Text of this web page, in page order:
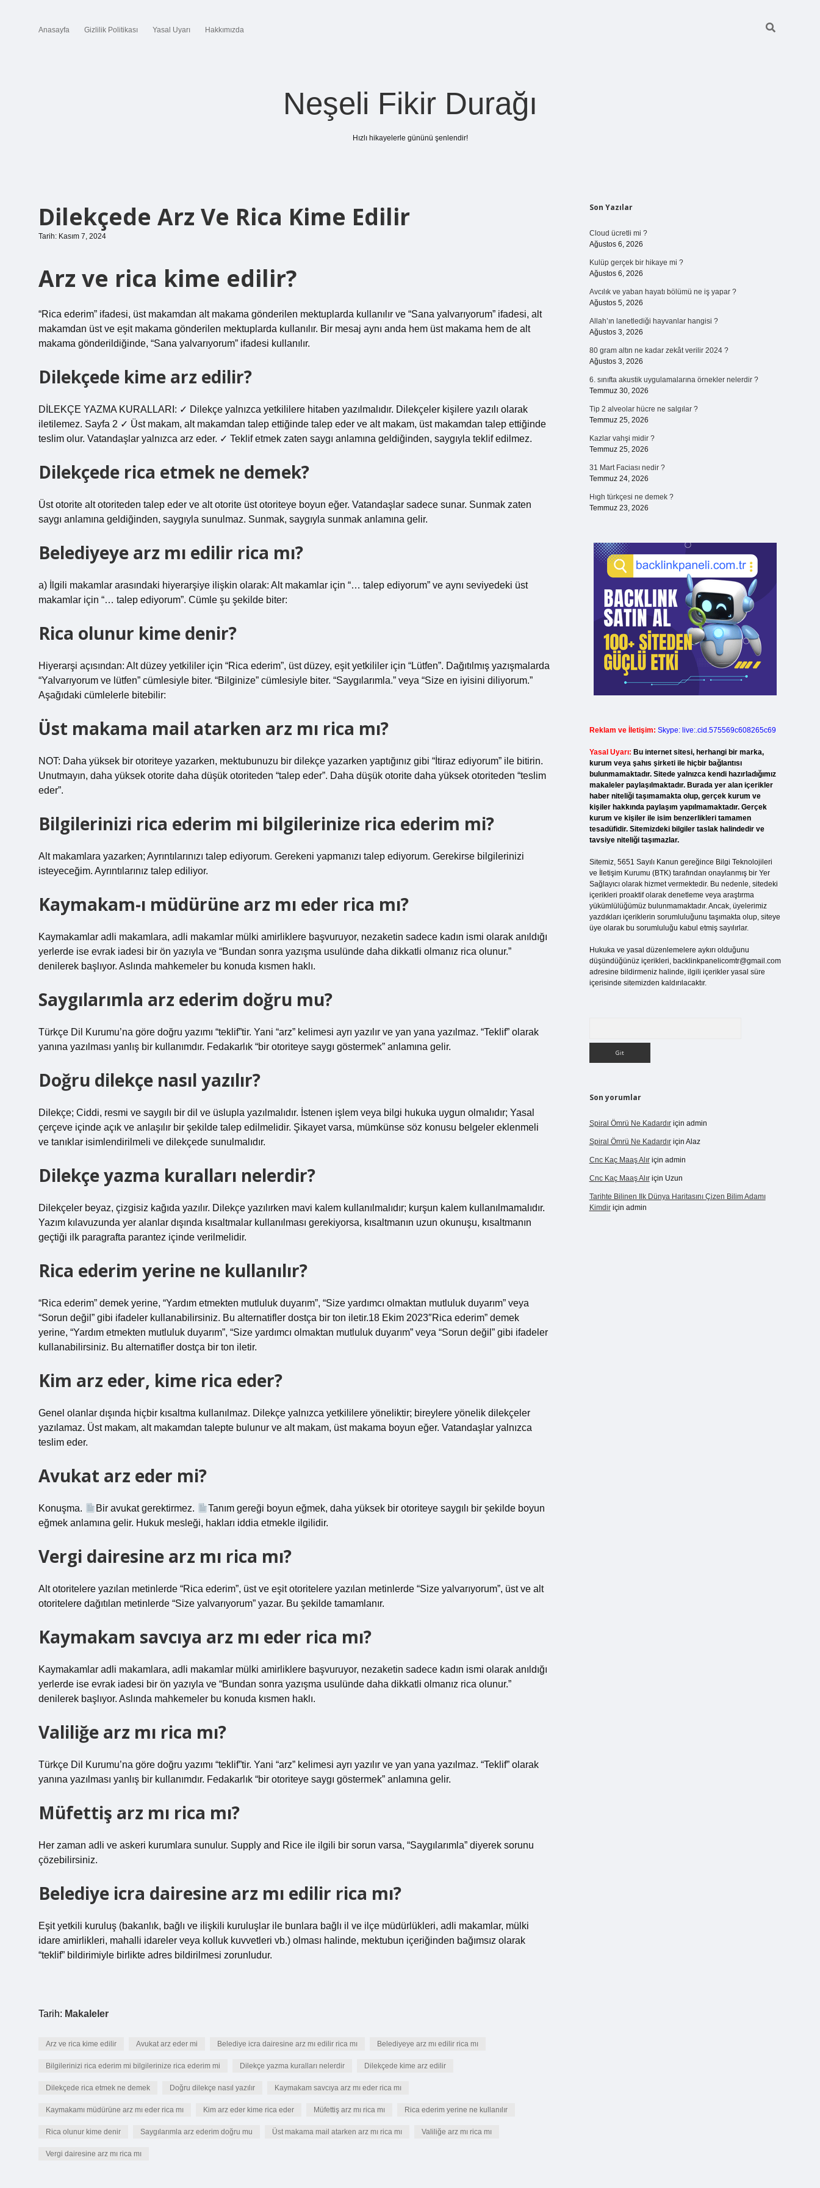
Anasayfa Gizlilik Politikası Yasal Uyarı Hakkımızda
Neşeli Fikir Durağı
Hızlı hikayelerle gününü şenlendir!
Dilekçede Arz Ve Rica Kime Edilir
Tarih: Kasım 7, 2024
Arz ve rica kime edilir?
“Rica ederim” ifadesi, üst makamdan alt makama gönderilen mektuplarda kullanılır ve “Sana yalvarıyorum” ifadesi, alt
makamdan üst ve eşit makama gönderilen mektuplarda kullanılır. Bir mesaj aynı anda hem üst makama hem de alt
makama gönderildiğinde, “Sana yalvarıyorum” ifadesi kullanılır.
Dilekçede kime arz edilir?
DİLEKÇE YAZMA KURALLARI: ✓ Dilekçe yalnızca yetkililere hitaben yazılmalıdır. Dilekçeler kişilere yazılı olarak
iletilemez. Sayfa 2 ✓ Üst makam, alt makamdan talep ettiğinde talep eder ve alt makam, üst makamdan talep ettiğinde
teslim olur. Vatandaşlar yalnızca arz eder. ✓ Teklif etmek zaten saygı anlamına geldiğinden, saygıyla teklif edilmez.
Dilekçede rica etmek ne demek?
Üst otorite alt otoriteden talep eder ve alt otorite üst otoriteye boyun eğer. Vatandaşlar sadece sunar. Sunmak zaten
saygı anlamına geldiğinden, saygıyla sunulmaz. Sunmak, saygıyla sunmak anlamına gelir.
Belediyeye arz mı edilir rica mı?
a) İlgili makamlar arasındaki hiyerarşiye ilişkin olarak: Alt makamlar için “… talep ediyorum” ve aynı seviyedeki üst
makamlar için “… talep ediyorum”. Cümle şu şekilde biter:
Rica olunur kime denir?
Hiyerarşi açısından: Alt düzey yetkililer için “Rica ederim”, üst düzey, eşit yetkililer için “Lütfen”. Dağıtılmış yazışmalarda
“Yalvarıyorum ve lütfen” cümlesiyle biter. “Bilginize” cümlesiyle biter. “Saygılarımla.” veya “Size en iyisini diliyorum.”
Aşağıdaki cümlelerle bitebilir:
Üst makama mail atarken arz mı rica mı?
NOT: Daha yüksek bir otoriteye yazarken, mektubunuzu bir dilekçe yazarken yaptığınız gibi “İtiraz ediyorum” ile bitirin.
Unutmayın, daha yüksek otorite daha düşük otoriteden “talep eder”. Daha düşük otorite daha yüksek otoriteden “teslim
eder”.
Bilgilerinizi rica ederim mi bilgilerinize rica ederim mi?
Alt makamlara yazarken; Ayrıntılarınızı talep ediyorum. Gerekeni yapmanızı talep ediyorum. Gerekirse bilgilerinizi
isteyeceğim. Ayrıntılarınız talep ediliyor.
Kaymakam-ı müdürüne arz mı eder rica mı?
Kaymakamlar adli makamlara, adli makamlar mülki amirliklere başvuruyor, nezaketin sadece kadın ismi olarak anıldığı
yerlerde ise evrak iadesi bir ön yazıyla ve “Bundan sonra yazışma usulünde daha dikkatli olmanız rica olunur.”
denilerek başlıyor. Aslında mahkemeler bu konuda kısmen haklı.
Saygılarımla arz ederim doğru mu?
Türkçe Dil Kurumu’na göre doğru yazımı “teklif”tir. Yani “arz” kelimesi ayrı yazılır ve yan yana yazılmaz. “Teklif” olarak
yanına yazılması yanlış bir kullanımdır. Fedakarlık “bir otoriteye saygı göstermek” anlamına gelir.
Doğru dilekçe nasıl yazılır?
Dilekçe; Ciddi, resmi ve saygılı bir dil ve üslupla yazılmalıdır. İstenen işlem veya bilgi hukuka uygun olmalıdır; Yasal
çerçeve içinde açık ve anlaşılır bir şekilde talep edilmelidir. Şikayet varsa, mümkünse söz konusu belgeler eklenmeli
ve tanıklar isimlendirilmeli ve dilekçede sunulmalıdır.
Dilekçe yazma kuralları nelerdir?
Dilekçeler beyaz, çizgisiz kağıda yazılır. Dilekçe yazılırken mavi kalem kullanılmalıdır; kurşun kalem kullanılmamalıdır.
Yazım kılavuzunda yer alanlar dışında kısaltmalar kullanılması gerekiyorsa, kısaltmanın uzun okunuşu, kısaltmanın
geçtiği ilk paragrafta parantez içinde verilmelidir.
Rica ederim yerine ne kullanılır?
“Rica ederim” demek yerine, “Yardım etmekten mutluluk duyarım”, “Size yardımcı olmaktan mutluluk duyarım” veya
“Sorun değil” gibi ifadeler kullanabilirsiniz. Bu alternatifler dostça bir ton iletir.18 Ekim 2023″Rica ederim” demek
yerine, “Yardım etmekten mutluluk duyarım”, “Size yardımcı olmaktan mutluluk duyarım” veya “Sorun değil” gibi ifadeler
kullanabilirsiniz. Bu alternatifler dostça bir ton iletir.
Kim arz eder, kime rica eder?
Genel olanlar dışında hiçbir kısaltma kullanılmaz. Dilekçe yalnızca yetkililere yöneliktir; bireylere yönelik dilekçeler
yazılamaz. Üst makam, alt makamdan talepte bulunur ve alt makam, üst makama boyun eğer. Vatandaşlar yalnızca
teslim eder.
Avukat arz eder mi?
Konuşma. Bir avukat gerektirmez.
Tanım gereği boyun eğmek, daha yüksek bir otoriteye saygılı bir şekilde boyun
eğmek anlamına gelir. Hukuk mesleği, hakları iddia etmekle ilgilidir.
Vergi dairesine arz mı rica mı?
Alt otoritelere yazılan metinlerde “Rica ederim”, üst ve eşit otoritelere yazılan metinlerde “Size yalvarıyorum”, üst ve alt
otoritelere dağıtılan metinlerde “Size yalvarıyorum” yazar. Bu şekilde tamamlanır.
Kaymakam savcıya arz mı eder rica mı?
Kaymakamlar adli makamlara, adli makamlar mülki amirliklere başvuruyor, nezaketin sadece kadın ismi olarak anıldığı
yerlerde ise evrak iadesi bir ön yazıyla ve “Bundan sonra yazışma usulünde daha dikkatli olmanız rica olunur.”
denilerek başlıyor. Aslında mahkemeler bu konuda kısmen haklı.
Valiliğe arz mı rica mı?
Türkçe Dil Kurumu’na göre doğru yazımı “teklif”tir. Yani “arz” kelimesi ayrı yazılır ve yan yana yazılmaz. “Teklif” olarak
yanına yazılması yanlış bir kullanımdır. Fedakarlık “bir otoriteye saygı göstermek” anlamına gelir.
Müfettiş arz mı rica mı?
Her zaman adli ve askeri kurumlara sunulur. Supply and Rice ile ilgili bir sorun varsa, “Saygılarımla” diyerek sorunu
çözebilirsiniz.
Belediye icra dairesine arz mı edilir rica mı?
Eşit yetkili kuruluş (bakanlık, bağlı ve ilişkili kuruluşlar ile bunlara bağlı il ve ilçe müdürlükleri, adli makamlar, mülki
idare amirlikleri, mahalli idareler veya kolluk kuvvetleri vb.) olması halinde, mektubun içeriğinden bağımsız olarak
“teklif” bildirimiyle birlikte adres bildirilmesi zorunludur.
Tarih: Makaleler
Arz ve rica kime edilir Avukat arz eder mi Belediye icra dairesine arz mı edilir rica mı Belediyeye arz mı edilir rica mı
Bilgilerinizi rica ederim mi bilgilerinize rica ederim mi Dilekçe yazma kuralları nelerdir Dilekçede kime arz edilir
Dilekçede rica etmek ne demek Doğru dilekçe nasıl yazılır Kaymakam savcıya arz mı eder rica mı
Kaymakamı müdürüne arz mı eder rica mı Kim arz eder kime rica eder Müfettiş arz mı rica mı Rica ederim yerine ne kullanılır
Rica olunur kime denir Saygılarımla arz ederim doğru mu Üst makama mail atarken arz mı rica mı Valiliğe arz mı rica mı
Vergi dairesine arz mı rica mı
Sidebar
Son Yazılar
Cloud ücretli mi ?
Ağustos 6, 2026
Kulüp gerçek bir hikaye mi ?
Ağustos 6, 2026
Avcılık ve yaban hayatı bölümü ne iş yapar ?
Ağustos 5, 2026
Allah’ın lanetlediği hayvanlar hangisi ?
Ağustos 3, 2026
80 gram altın ne kadar zekât verilir 2024 ?
Ağustos 3, 2026
6. sınıfta akustik uygulamalarına örnekler nelerdir ?
Temmuz 30, 2026
Tip 2 alveolar hücre ne salgılar ?
Temmuz 25, 2026
Kazlar vahşi midir ?
Temmuz 25, 2026
31 Mart Faciası nedir ?
Temmuz 24, 2026
Hıgh türkçesi ne demek ?
Temmuz 23, 2026
Reklam ve İletişim: Skype: live:.cid.575569c608265c69
Yasal Uyarı: Bu internet sitesi, herhangi bir marka,
kurum veya şahıs şirketi ile hiçbir bağlantısı
bulunmamaktadır. Sitede yalnızca kendi hazırladığımız
makaleler paylaşılmaktadır. Burada yer alan içerikler
haber niteliği taşımamakta olup, gerçek kurum ve
kişiler hakkında paylaşım yapılmamaktadır. Gerçek
kurum ve kişiler ile isim benzerlikleri tamamen
tesadüfidir. Sitemizdeki bilgiler taslak halindedir ve
tavsiye niteliği taşımazlar.
Sitemiz, 5651 Sayılı Kanun gereğince Bilgi Teknolojileri
ve İletişim Kurumu (BTK) tarafından onaylanmış bir Yer
Sağlayıcı olarak hizmet vermektedir. Bu nedenle, sitedeki
içerikleri proaktif olarak denetleme veya araştırma
yükümlülüğümüz bulunmamaktadır. Ancak, üyelerimiz
yazdıkları içeriklerin sorumluluğunu taşımakta olup, siteye
üye olarak bu sorumluluğu kabul etmiş sayılırlar.
Hukuka ve yasal düzenlemelere aykırı olduğunu
düşündüğünüz içerikleri, backlinkpanelicomtr@gmail.com
adresine bildirmeniz halinde, ilgili içerikler yasal süre
içerisinde sitemizden kaldırılacaktır.
Son yorumlar
Spiral Ömrü Ne Kadardıriçin admin
Spiral Ömrü Ne Kadardıriçin Alaz
Cnc Kaç Maaş Alıriçin admin
Cnc Kaç Maaş Alıriçin Uzun
Tarihte Bilinen Ilk Dünya Haritasını Çizen Bilim Adamı
Kimdiriçin admin